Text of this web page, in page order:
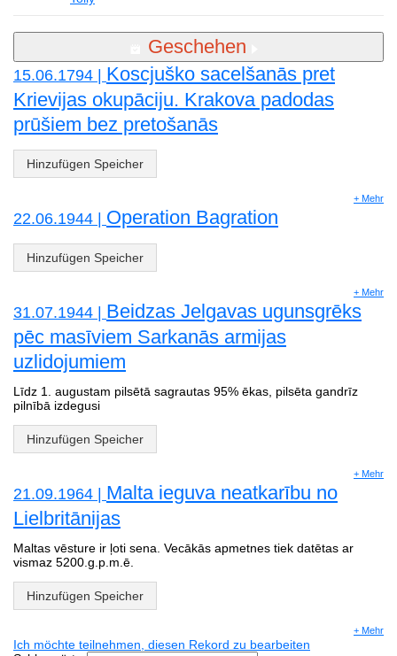
Geschehen
15.06.1794 | Koscjuško sacelšanās pret
Krievijas okupāciju. Krakova padodas
prūšiem bez pretošanās
Hinzufügen Speicher
+ Mehr
22.06.1944 | Operation Bagration
Hinzufügen Speicher
+ Mehr
31.07.1944 | Beidzas Jelgavas ugunsgrēks
pēc masīviem Sarkanās armijas
uzlidojumiem
Līdz 1. augustam pilsētā sagrautas 95% ēkas, pilsēta gandrīz
pilnībā izdegusi
Hinzufügen Speicher
+ Mehr
21.09.1964 | Malta ieguva neatkarību no
Lielbritānijas
Maltas vēsture ir ļoti sena. Vecākās apmetnes tiek datētas ar
vismaz 5200.g.p.m.ē.
Hinzufügen Speicher
+ Mehr
Ich möchte teilnehmen, diesen Rekord zu bearbeiten